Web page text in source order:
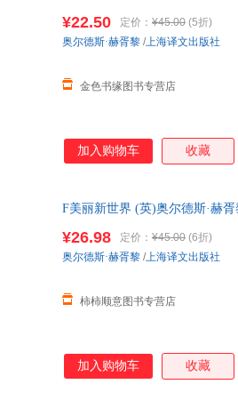
¥22.50 定价： ¥45.00 (5折)
金色书缘图书专营店
奥尔德斯·赫胥黎 /上海译文出版社
加入购物车 收藏
F美丽新世界 (英)奥尔德斯·赫
¥26.98 定价： ¥45.00 (6折)
柿柿顺意图书专营店
奥尔德斯·赫胥黎 /上海译文出版社
加入购物车 收藏